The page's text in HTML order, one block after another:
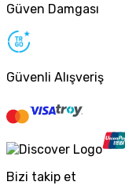
Güven Damgası
Güvenli Alışveriş
Bizi takip et